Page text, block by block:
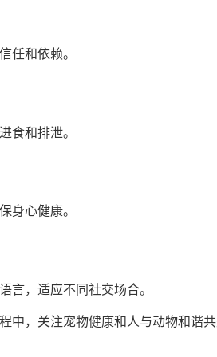
任和依赖。
食和排泄。
身心健康。
言，适应不同社交场合。
中，关注宠物健康和人与动物和谐